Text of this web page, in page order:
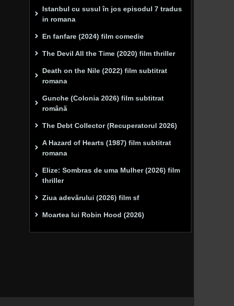
Istanbul cu susul în jos episodul 7 tradus
in romana
En fanfare (2024) film comedie
The Devil All the Time (2020) film thriller
Death on the Nile (2022) film subtitrat
romana
Gunche (Colonia 2026) film subtitrat
română
The Debt Collector (Recuperatorul 2026)
A Hazard of Hearts (1987) film subtitrat
romana
Elize: Sombras de uma Mulher (2026) film
thriller
Ziua adevărului (2026) film sf
Moartea lui Robin Hood (2026)